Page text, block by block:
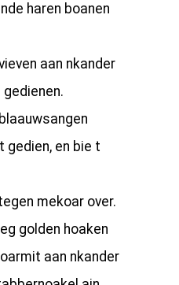
haren boanen
aan nkander
gedien, en bie t
mekoar over.
golden hoaken
aan nkander